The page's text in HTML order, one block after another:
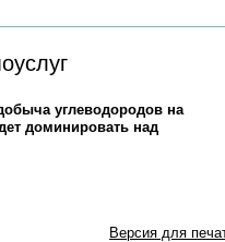
углеводородов на
доминировать над
Версия для